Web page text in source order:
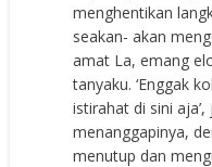
menghentikan
seakan- akan
amat La, emang
tanyaku. ‘Enggak
istirahat di sini
menanggapinya,
menutup dan